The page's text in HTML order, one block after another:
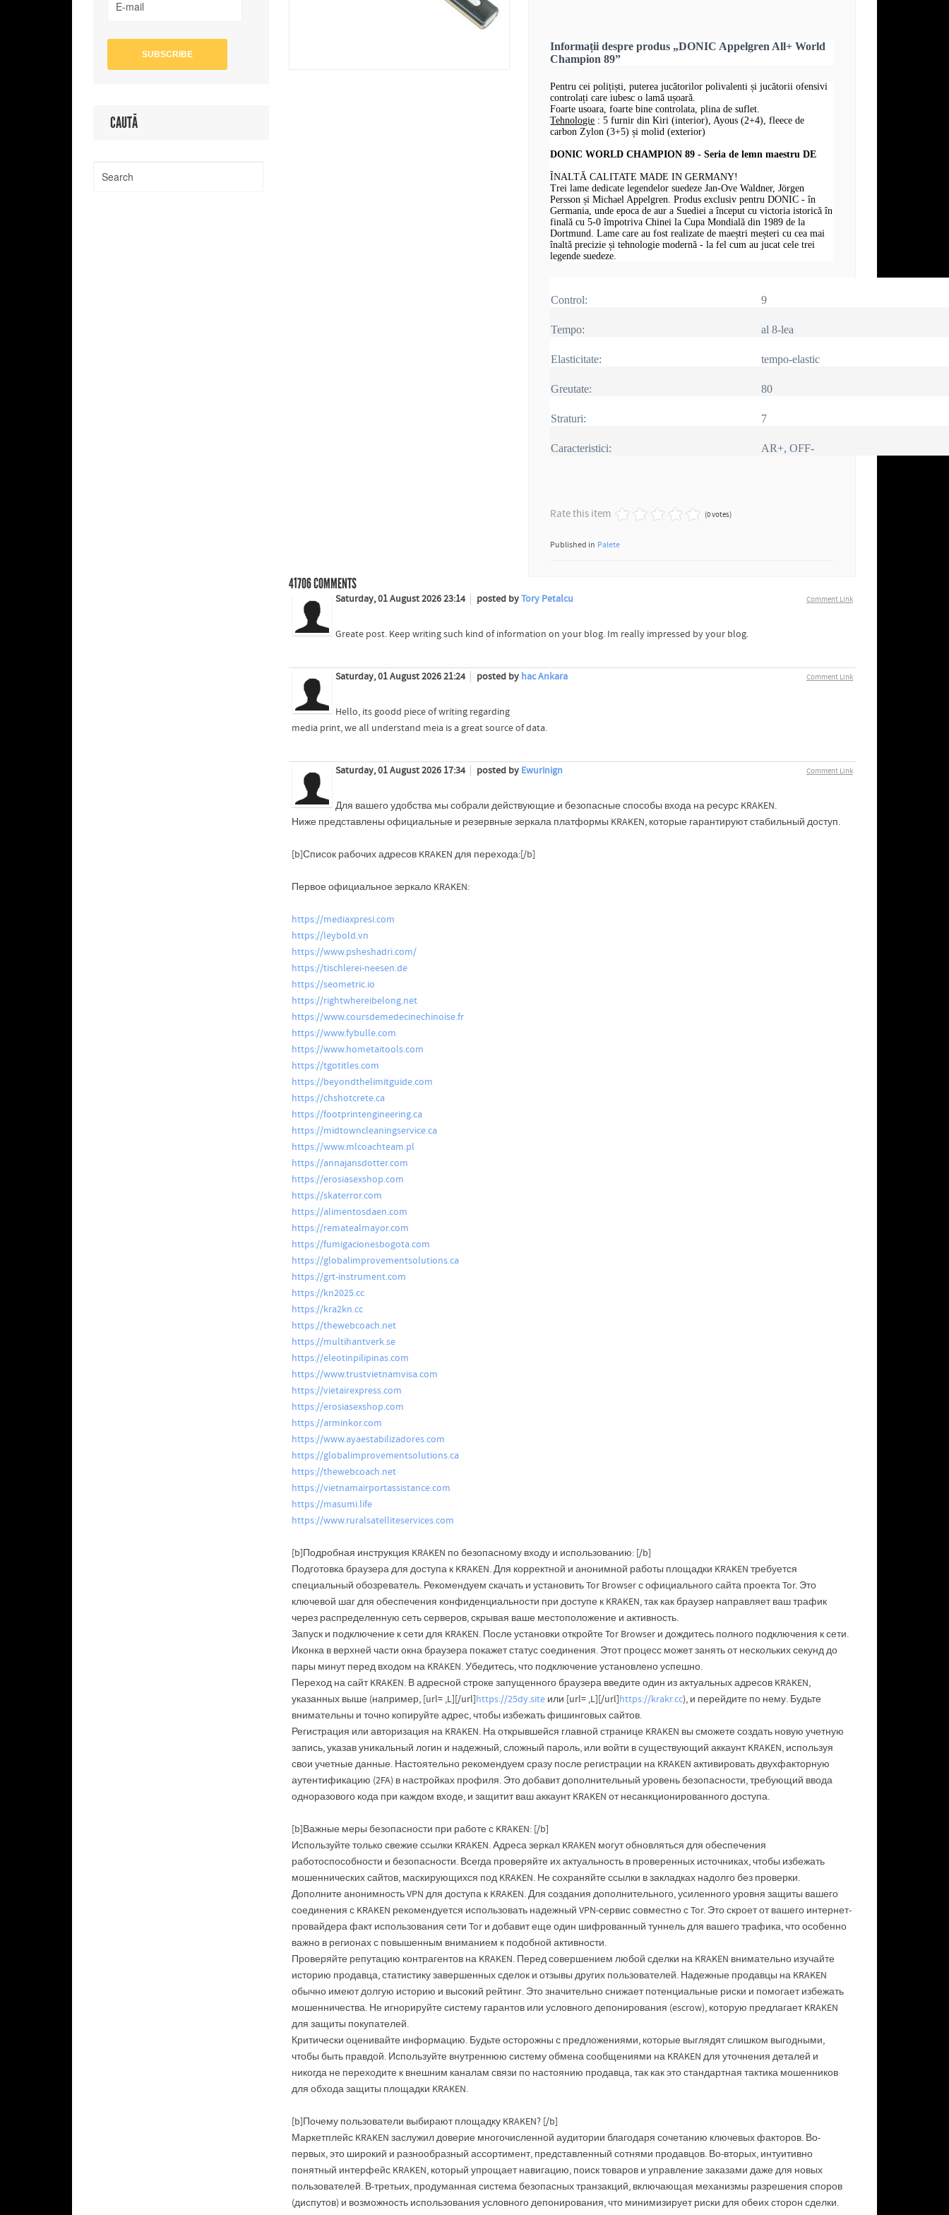
CAUTĂ
Informații despre produs „DONIC Appelgren All+ World
Champion 89”
Pentru cei polițiști, puterea jucătorilor polivalenti și jucătorii ofensivi
controlați care iubesc o lamă ușoară.
Foarte usoara, foarte bine controlata, plina de suflet.
Tehnologie : 5 furnir din Kiri (interior), Ayous (2+4), fleece de
carbon Zylon (3+5) și molid (exterior)
DONIC WORLD CHAMPION 89 - Seria de lemn maestru DE
ÎNALTĂ CALITATE MADE IN GERMANY!
Trei lame dedicate legendelor suedeze Jan-Ove Waldner, Jörgen
Persson și Michael Appelgren. Produs exclusiv pentru DONIC - în
Germania, unde epoca de aur a Suediei a început cu victoria istorică în
finală cu 5-0 împotriva Chinei la Cupa Mondială din 1989 de la
Dortmund. Lame care au fost realizate de maeștri meșteri cu cea mai
înaltă precizie și tehnologie modernă - la fel cum au jucat cele trei
legende suedeze.
Control: 9
Tempo: al 8-lea
Elasticitate: tempo-elastic
Greutate: 80
Straturi: 7
Caracteristici: AR+, OFF-
Rate this item (0 votes)
Published in Palete
41706COMMENTS
Comment Link
Saturday, 01 August 2026 23:14 posted byTory Petalcu
Greate post. Keep writing such kind of information on your blog. Im really impressed by your blog.
Comment Link
Saturday, 01 August 2026 21:24 posted by hac Ankara
Hello, its goodd piece of writing regarding
media print, we all understand meia is a great source of data.
Comment Link
Saturday, 01 August 2026 17:34 posted by Ewurinign
Для вашего удобства мы собрали действующие и безопасные способы входа на ресурс KRAKEN.
Ниже представлены официальные и резервные зеркала платформы KRAKEN, которые гарантируют стабильный доступ.
[b]Список рабочих адресов KRAKEN для перехода:[/b]
Первое официальное зеркало KRAKEN:
https://mediaxpresi.com
https://leybold.vn
https://www.psheshadri.com/
https://tischlerei-neesen.de
https://seometric.io
https://rightwhereibelong.net
https://www.coursdemedecinechinoise.fr
https://www.fybulle.com
https://www.hometaitools.com
https://tgotitles.com
https://beyondthelimitguide.com
https://chshotcrete.ca
https://footprintengineering.ca
https://midtowncleaningservice.ca
https://www.mlcoachteam.pl
https://annajansdotter.com
https://erosiasexshop.com
https://skaterror.com
https://alimentosdaen.com
https://rematealmayor.com
https://fumigacionesbogota.com
https://globalimprovementsolutions.ca
https://grt-instrument.com
https://kn2025.cc
https://kra2kn.cc
https://thewebcoach.net
https://multihantverk.se
https://eleotinpilipinas.com
https://www.trustvietnamvisa.com
https://vietairexpress.com
https://erosiasexshop.com
https://arminkor.com
https://www.ayaestabilizadores.com
https://globalimprovementsolutions.ca
https://thewebcoach.net
https://vietnamairportassistance.com
https://masumi.life
https://www.ruralsatelliteservices.com
[b]Подробная инструкция KRAKEN по безопасному входу и использованию: [/b]
Подготовка браузера для доступа к KRAKEN. Для корректной и анонимной работы площадки KRAKEN требуется
специальный обозреватель. Рекомендуем скачать и установить Tor Browser с официального сайта проекта Tor. Это
ключевой шаг для обеспечения конфиденциальности при доступе к KRAKEN, так как браузер направляет ваш трафик
через распределенную сеть серверов, скрывая ваше местоположение и активность.
Запуск и подключение к сети для KRAKEN. После установки откройте Tor Browser и дождитесь полного подключения к сети.
Иконка в верхней части окна браузера покажет статус соединения. Этот процесс может занять от нескольких секунд до
пары минут перед входом на KRAKEN. Убедитесь, что подключение установлено успешно.
Переход на сайт KRAKEN. В адресной строке запущенного браузера введите один из актуальных адресов KRAKEN,
указанных выше (например, [url= ,L][/url] https://25dy.siteили [url= ,L][/url] https://krakr.cc), и перейдите по нему. Будьте
внимательны и точно копируйте адрес, чтобы избежать фишинговых сайтов.
Регистрация или авторизация на KRAKEN. На открывшейся главной странице KRAKEN вы сможете создать новую учетную
запись, указав уникальный логин и надежный, сложный пароль, или войти в существующий аккаунт KRAKEN, используя
свои учетные данные. Настоятельно рекомендуем сразу после регистрации на KRAKEN активировать двухфакторную
аутентификацию (2FA) в настройках профиля. Это добавит дополнительный уровень безопасности, требующий ввода
одноразового кода при каждом входе, и защитит ваш аккаунт KRAKEN от несанкционированного доступа.
[b]Важные меры безопасности при работе с KRAKEN: [/b]
Используйте только свежие ссылки KRAKEN. Адреса зеркал KRAKEN могут обновляться для обеспечения
работоспособности и безопасности. Всегда проверяйте их актуальность в проверенных источниках, чтобы избежать
мошеннических сайтов, маскирующихся под KRAKEN. Не сохраняйте ссылки в закладках надолго без проверки.
Дополните анонимность VPN для доступа к KRAKEN. Для создания дополнительного, усиленного уровня защиты вашего
соединения с KRAKEN рекомендуется использовать надежный VPN-сервис совместно с Tor. Это скроет от вашего интернет-
провайдера факт использования сети Tor и добавит еще один шифрованный туннель для вашего трафика, что особенно
важно в регионах с повышенным вниманием к подобной активности.
Проверяйте репутацию контрагентов на KRAKEN. Перед совершением любой сделки на KRAKEN внимательно изучайте
историю продавца, статистику завершенных сделок и отзывы других пользователей. Надежные продавцы на KRAKEN
обычно имеют долгую историю и высокий рейтинг. Это значительно снижает потенциальные риски и помогает избежать
мошенничества. Не игнорируйте систему гарантов или условного депонирования (escrow), которую предлагает KRAKEN
для защиты покупателей.
Критически оценивайте информацию. Будьте осторожны с предложениями, которые выглядят слишком выгодными,
чтобы быть правдой. Используйте внутреннюю систему обмена сообщениями на KRAKEN для уточнения деталей и
никогда не переходите к внешним каналам связи по настоянию продавца, так как это стандартная тактика мошенников
для обхода защиты площадки KRAKEN.
[b]Почему пользователи выбирают площадку KRAKEN? [/b]
Маркетплейс KRAKEN заслужил доверие многочисленной аудитории благодаря сочетанию ключевых факторов. Во-
первых, это широкий и разнообразный ассортимент, представленный сотнями продавцов. Во-вторых, интуитивно
понятный интерфейс KRAKEN, который упрощает навигацию, поиск товаров и управление заказами даже для новых
пользователей. В-третьих, продуманная система безопасных транзакций, включающая механизмы разрешения споров
(диспутов) и возможность использования условного депонирования, что минимизирует риски для обеих сторон сделки.